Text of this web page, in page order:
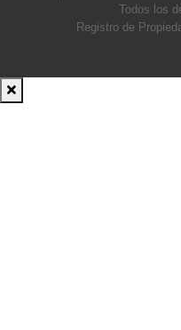
Todos los
Registro de